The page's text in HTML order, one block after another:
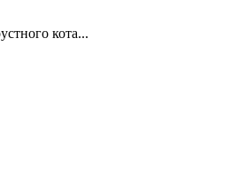
кота...